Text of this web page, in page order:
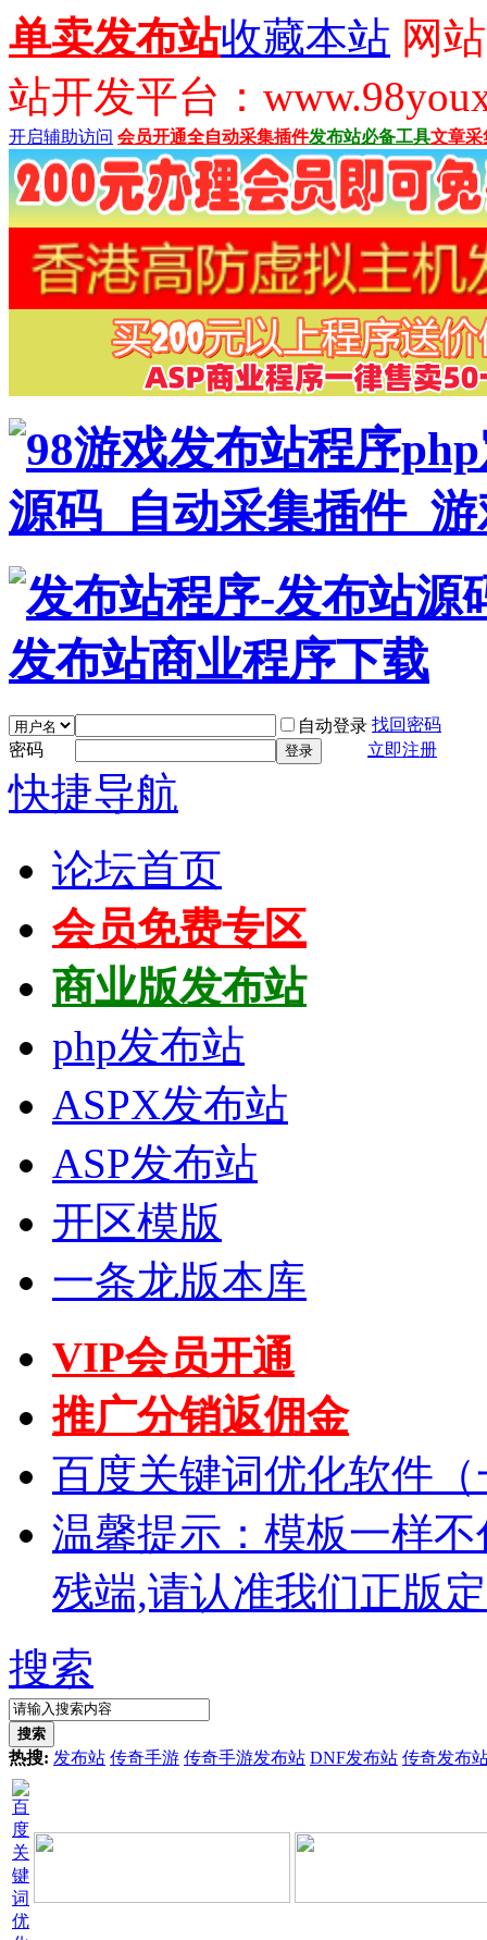
单卖发布站收藏本站 网
站开发平台：
开启辅助访问 会员开通全自动采集插件发布站必备工具文章采
自动登录 找回密码
密码
登录 立即注册
快捷导航
论坛首页
会员免费专区
商业版发布站
php发布站
ASPX发布站
ASP发布站
开区模版
一条龙版本库
VIP会员开通
推广分销返佣金
百度关键词优化软件
温馨提示：模板一样
残端,请认准我们正版
搜索
搜索
热搜: 发布站 传奇手游 传奇手游发布站 DNF发布站 传奇发布